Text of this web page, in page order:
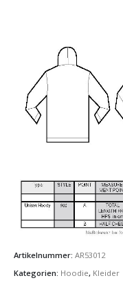
Artikelnummer: AR53012
Kategorien: Hoodie, Kleider